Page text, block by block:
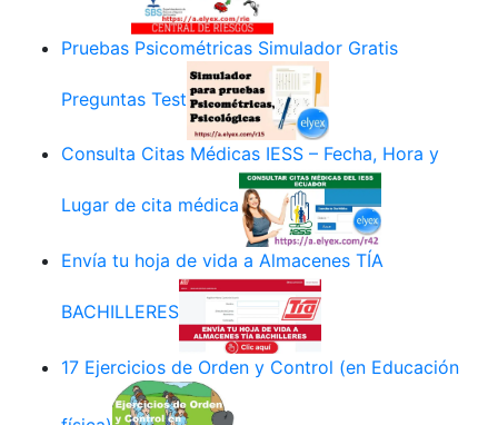
Pruebas Psicométricas Simulador Gratis
Preguntas Test
Consulta Citas Médicas IESS – Fecha, Hora y
Lugar de cita médica
Envía tu hoja de vida a Almacenes TÍA
BACHILLERES
17 Ejercicios de Orden y Control (en Educación